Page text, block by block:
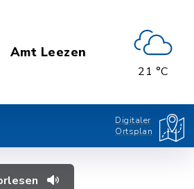
Amt Leezen
21 °C
Digitaler
Ortsplan